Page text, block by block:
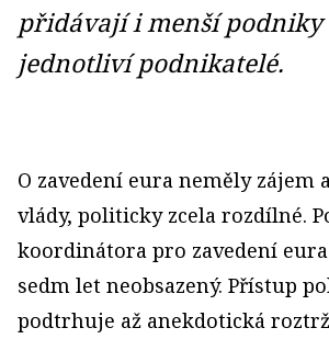
přidávají i menší podniky
jednotliví podnikatelé.
O zavedení eura neměly zájem
vlády, politicky zcela rozdílné.
koordinátora pro zavedení eura
sedm let neobsazený. Přístup
podtrhuje až anekdotická